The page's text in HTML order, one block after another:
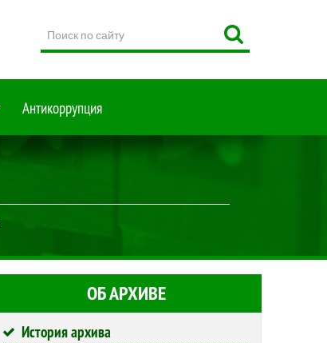
по
сайту
Антикоррупция
ОБ АРХИВЕ
История архива